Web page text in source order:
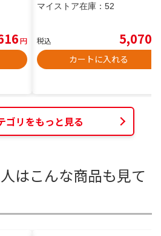
円
マイストア在庫： 52
税込 5,070
カートに入れる
ゴリをもっと見る
はこんな商品も見て